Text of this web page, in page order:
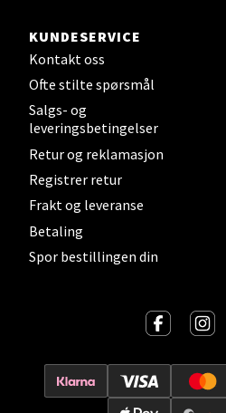
KUNDESERVICE
Kontakt oss
Ofte stilte spørsmål
Salgs- og
leveringsbetingelser
Retur og reklamasjon
Registrer retur
Frakt og leveranse
Betaling
Spor bestillingen din
Sjøfartsgata 2, 7714 Steinkjer
Leirvik - Stord